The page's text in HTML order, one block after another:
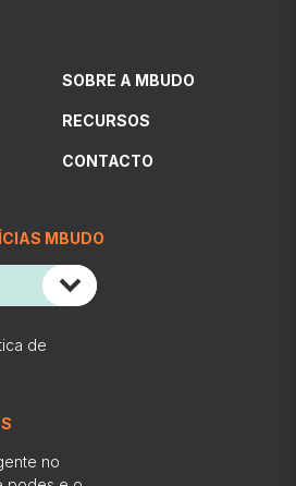
SOBRE A MBUDO
RECURSOS
CONTACTO
MBUDO
de
no